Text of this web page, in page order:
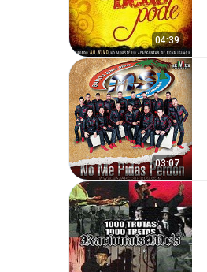
04:39
03:07